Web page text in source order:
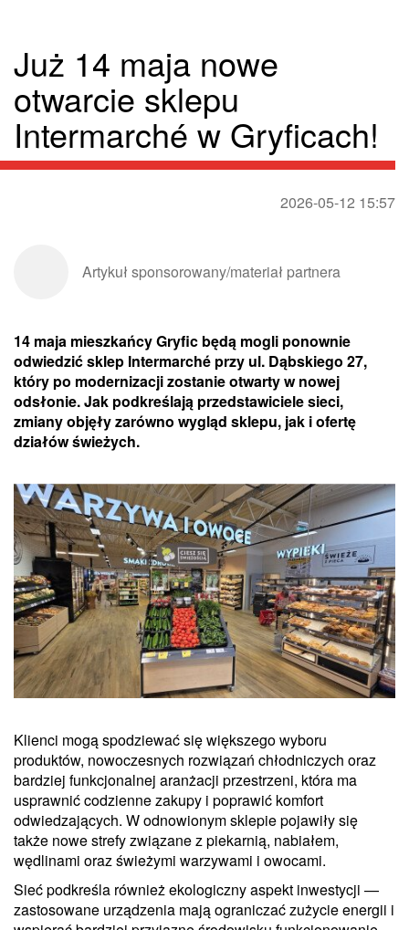
Już 14 maja nowe
otwarcie sklepu
Intermarché w Gryficach!
2026-05-12 15:57
Artykuł sponsorowany/materiał partnera
14 maja mieszkańcy Gryfic będą mogli ponownie
odwiedzić sklep Intermarché przy ul. Dąbskiego 27,
który po modernizacji zostanie otwarty w nowej
odsłonie. Jak podkreślają przedstawiciele sieci,
zmiany objęły zarówno wygląd sklepu, jak i ofertę
działów świeżych.
Klienci mogą spodziewać się większego wyboru
produktów, nowoczesnych rozwiązań chłodniczych oraz
bardziej funkcjonalnej aranżacji przestrzeni, która ma
usprawnić codzienne zakupy i poprawić komfort
odwiedzających. W odnowionym sklepie pojawiły się
także nowe strefy związane z piekarnią, nabiałem,
wędlinami oraz świeżymi warzywami i owocami.
Sieć podkreśla również ekologiczny aspekt inwestycji —
zastosowane urządzenia mają ograniczać zużycie energii i